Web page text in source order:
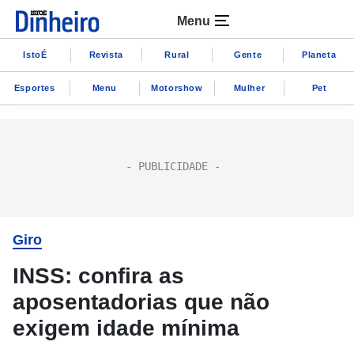
Menu
IstoÉ Revista Rural Gente Planeta
Esportes Menu Motorshow Mulher Pet
Giro
INSS: confira as
aposentadorias que não
exigem idade mínima